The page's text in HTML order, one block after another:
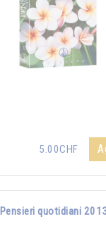
5.00CHF
Pensieri quotidiani